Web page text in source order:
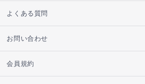
よくある質問
お問い合わせ
会員規約